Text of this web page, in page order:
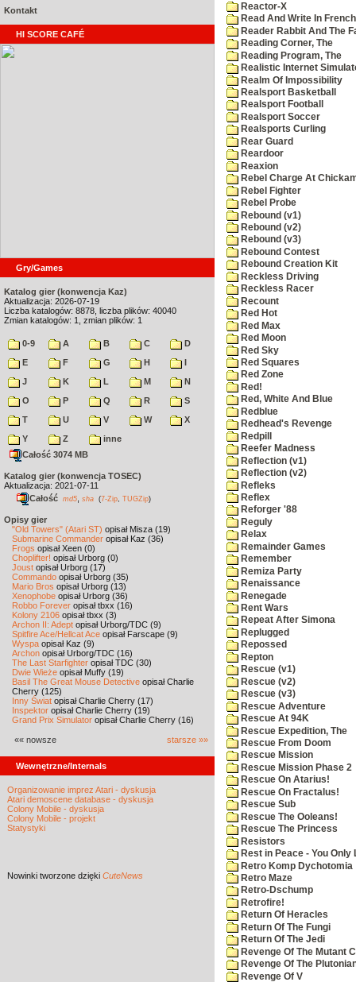
Kontakt
HI SCORE CAFÉ
Gry/Games
Katalog gier (konwencja Kaz)
Aktualizacja: 2026-07-19
Liczba katalogów: 8878, liczba plików: 40040
Zmian katalogów: 1, zmian plików: 1
0-9 A B C
D
E
F G H
I
J
K L M
N
O
P Q R
S
T
U V W
X
Y
Z
inne
Całość 3074 MB
Katalog gier (konwencja TOSEC)
Aktualizacja: 2021-07-11
Całość md5 sha (7-Zip TUGZip)
Opisy gier
"Old Towers" (Atari ST) opisał Misza (19)
Submarine Commander opisał Kaz (36)
Frogs opisał Xeen (0)
Choplifter! opisał Urborg (0)
Joust opisał Urborg (17)
Commando opisał Urborg (35)
Mario Bros opisał Urborg (13)
Xenophobe opisał Urborg (36)
Robbo Forever opisał tbxx (16)
Kolony 2106 opisał tbxx (3)
Archon II: Adept opisał Urborg/TDC (9)
Spitfire Ace/Hellcat Ace opisał Farscape (9)
Wyspa opisał Kaz (9)
Archon opisał Urborg/TDC (16)
The Last Starfighter opisał TDC (30)
Dwie Wieże opisał Muffy (19)
Basil The Great Mouse Detective opisał Charlie
Cherry (125)
Inny Świat opisał Charlie Cherry (17)
Inspektor opisał Charlie Cherry (19)
Grand Prix Simulator opisał Charlie Cherry (16)
«« nowsze starsze »»
Wewnętrzne/Internals
Organizowanie imprez Atari - dyskusja
Atari demoscene database - dyskusja
Colony Mobile - dyskusja
Colony Mobile - projekt
Statystyki
Nowinki tworzone dzięki CuteNews
Reactor-X
Read And Write In
Reader Rabbit And The
Reading Corner, The
Reading Program, The
Realistic Internet
Realm Of Impossibility
Realsport Basketball
Realsport Football
Realsport Soccer
Realsports Curling
Rear Guard
Reardoor
Reaxion
Rebel Charge At
Rebel Fighter
Rebel Probe
Rebound (v1)
Rebound (v2)
Rebound (v3)
Rebound Contest
Rebound Creation Kit
Reckless Driving
Reckless Racer
Recount
Red Hot
Red Max
Red Moon
Red Sky
Red Squares
Red Zone
Red!
Red, White And Blue
Redblue
Redhead's Revenge
Redpill
Reefer Madness
Reflection (v1)
Reflection (v2)
Refleks
Reflex
Reforger '88
Reguly
Relax
Remainder Games
Remember
Remiza Party
Renaissance
Renegade
Rent Wars
Repeat After Simona
Replugged
Repossed
Repton
Rescue (v1)
Rescue (v2)
Rescue (v3)
Rescue Adventure
Rescue At 94K
Rescue Expedition, The
Rescue From Doom
Rescue Mission
Rescue Mission Phase 2
Rescue On Atarius!
Rescue On Fractalus!
Rescue Sub
Rescue The Ooleans!
Rescue The Princess
Resistors
Rest in Peace - You Only
Retro Komp Dychotomia
Retro Maze
Retro-Dschump
Retrofire!
Return Of Heracles
Return Of The Fungi
Return Of The Jedi
Revenge Of The Mutant
Revenge Of The
Revenge Of V